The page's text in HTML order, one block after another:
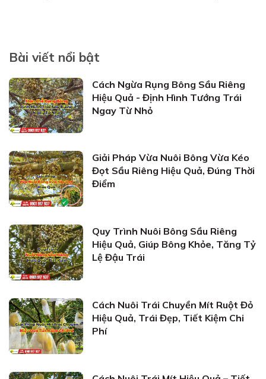
Bài viết nổi bật
Cách Ngừa Rụng Bông Sầu Riêng
Hiệu Quả - Định Hình Tướng Trái
Ngay Từ Nhỏ
Giải Pháp Vừa Nuôi Bông Vừa Kéo
Đọt Sầu Riêng Hiệu Quả, Đúng Thời
Điểm
Quy Trình Nuôi Bông Sầu Riêng
Hiệu Quả, Giúp Bông Khỏe, Tăng Tỷ
Lệ Đậu Trái
Cách Nuôi Trái Chuyền Mít Ruột Đỏ
Hiệu Quả, Trái Đẹp, Tiết Kiệm Chi
Phí